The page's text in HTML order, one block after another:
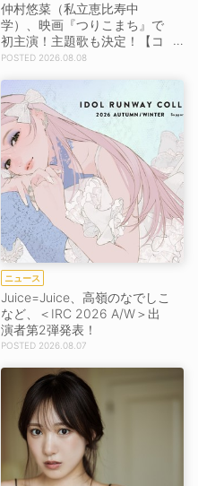
仲村悠菜（私立恵比寿中
学）、映画『つりこまち』で
初主演！主題歌も決定！【コ
メントあり】
2026.08.08
ニュース
Juice=Juice、高嶺のなでしこ
など、＜IRC 2026 A/W＞出
演者第2弾発表！
2026.08.07